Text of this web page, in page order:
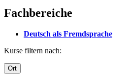
Fachbereiche
Deutsch als Fremdsprache
Kurse filtern nach:
Ort